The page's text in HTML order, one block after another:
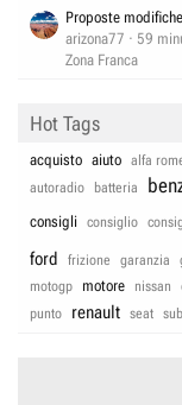
Proposte
arizona77
59
Zona Franca
Hot Tags
acquisto aiuto alfa
autoradio
batteria
consigli consiglio
ford frizione garanzia
motogp
motore nissan
punto
renault seat